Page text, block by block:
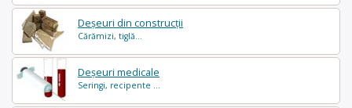
Deșeuri din construcții
Cărămizi, tiglă...
Deșeuri medicale
Seringi, recipente ...